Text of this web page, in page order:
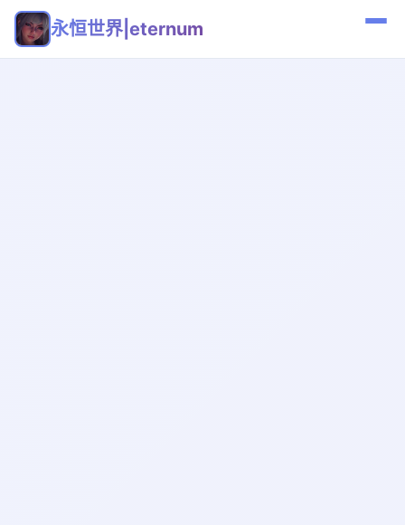
永恒世界|eternum